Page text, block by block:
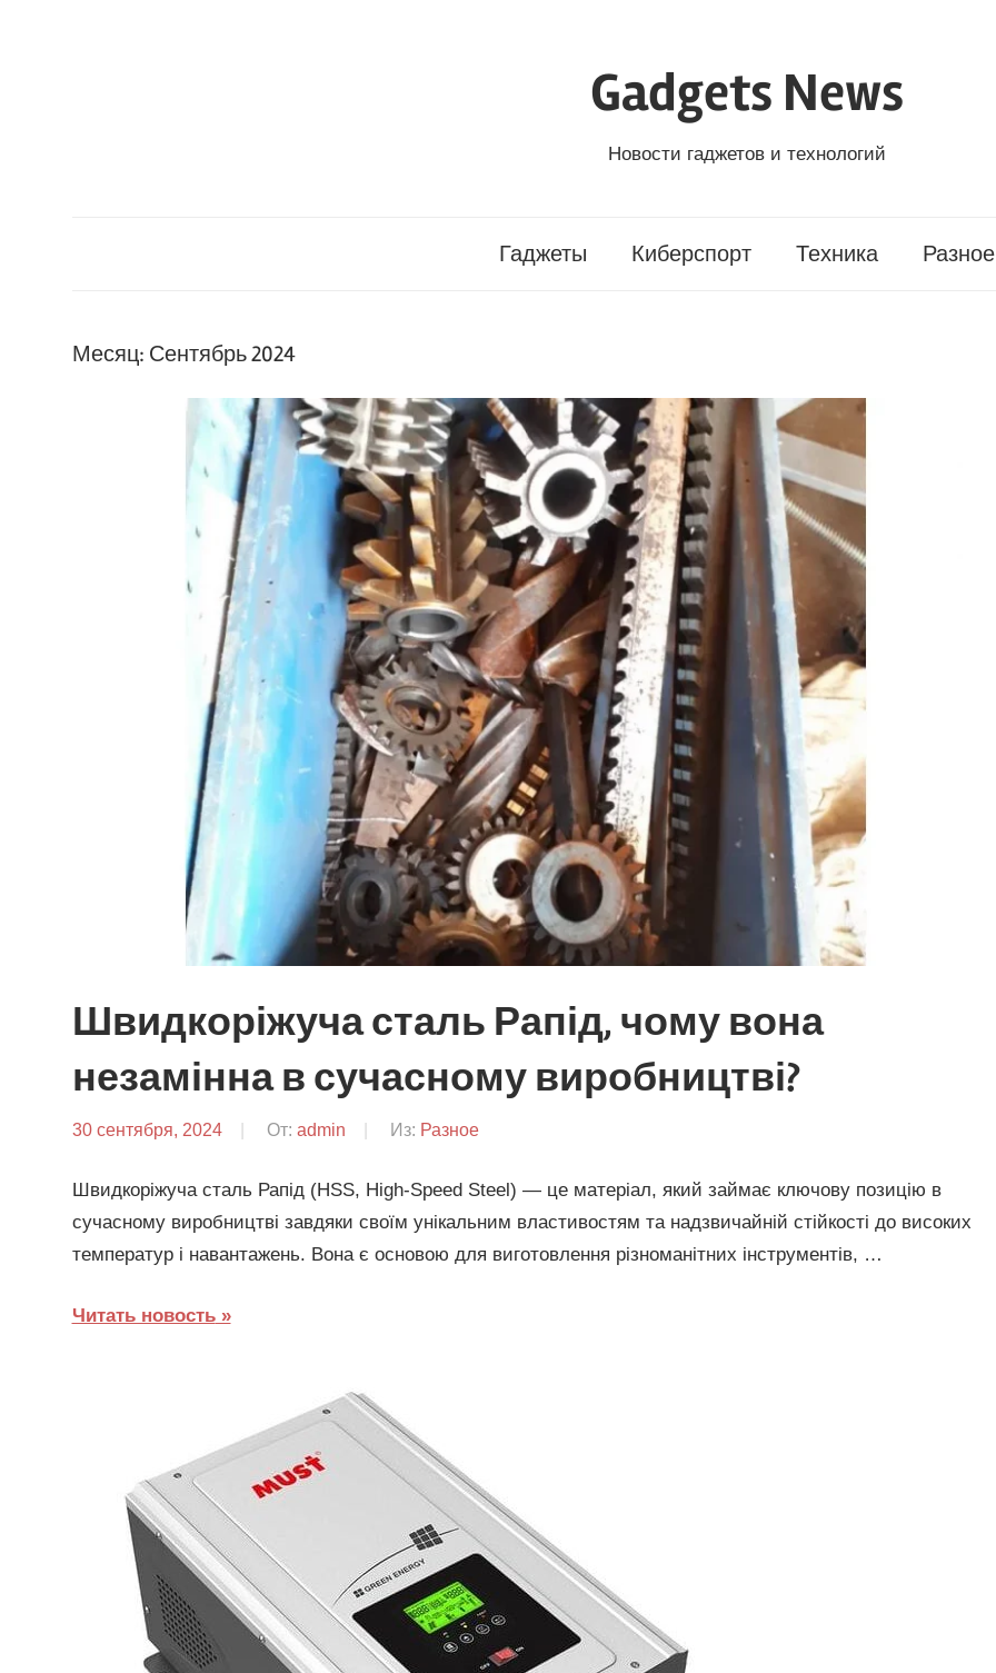
Gadgets News
Новости гаджетов и технологий
Гаджеты Киберспорт Техника Разное
Месяц: Сентябрь 2024
Швидкоріжуча сталь Рапід, чому вона
незамінна в сучасному виробництві?
30 сентября, 2024 От: admin Из: Разное
Швидкоріжуча сталь Рапід (HSS, High-Speed Steel) — це матеріал, який займає ключову позицію в
сучасному виробництві завдяки своїм унікальним властивостям та надзвичайній стійкості до високих
температур і навантажень. Вона є основою для виготовлення різноманітних інструментів, …
Читать новость